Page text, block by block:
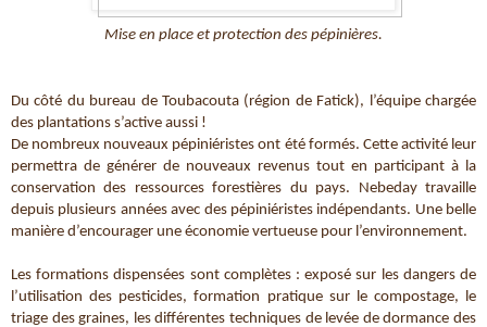
Mise en place et protection des pépinières.
Du côté du bureau de Toubacouta (région de Fatick), l’équipe chargée
des plantations s’active aussi !
De nombreux nouveaux pépiniéristes ont été formés. Cette activité leur
permettra de générer de nouveaux revenus tout en participant à la
conservation des ressources forestières du pays. Nebeday travaille
depuis plusieurs années avec des pépiniéristes indépendants. Une belle
manière d’encourager une économie vertueuse pour l’environnement.
Les formations dispensées sont complètes : exposé sur les dangers de
l’utilisation des pesticides, formation pratique sur le compostage, le
triage des graines, les différentes techniques de levée de dormance des